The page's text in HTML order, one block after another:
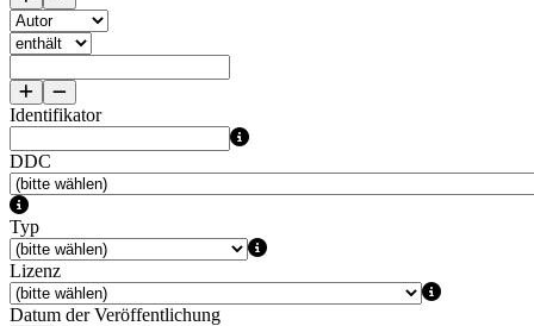
Identifikator
DDC
Typ
Lizenz
Datum der Veröffentlichung